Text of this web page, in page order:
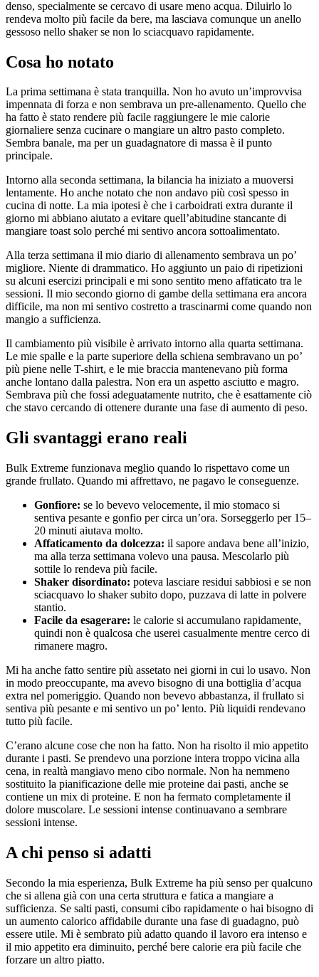
denso, specialmente se cercavo di usare meno acqua. Diluirlo lo
rendeva molto più facile da bere, ma lasciava comunque un anello
gessoso nello shaker se non lo sciacquavo rapidamente.
Cosa ho notato
La prima settimana è stata tranquilla. Non ho avuto un’improvvisa
impennata di forza e non sembrava un pre-allenamento. Quello che
ha fatto è stato rendere più facile raggiungere le mie calorie
giornaliere senza cucinare o mangiare un altro pasto completo.
Sembra banale, ma per un guadagnatore di massa è il punto
principale.
Intorno alla seconda settimana, la bilancia ha iniziato a muoversi
lentamente. Ho anche notato che non andavo più così spesso in
cucina di notte. La mia ipotesi è che i carboidrati extra durante il
giorno mi abbiano aiutato a evitare quell’abitudine stancante di
mangiare toast solo perché mi sentivo ancora sottoalimentato.
Alla terza settimana il mio diario di allenamento sembrava un po’
migliore. Niente di drammatico. Ho aggiunto un paio di ripetizioni
su alcuni esercizi principali e mi sono sentito meno affaticato tra le
sessioni. Il mio secondo giorno di gambe della settimana era ancora
difficile, ma non mi sentivo costretto a trascinarmi come quando non
mangio a sufficienza.
Il cambiamento più visibile è arrivato intorno alla quarta settimana.
Le mie spalle e la parte superiore della schiena sembravano un po’
più piene nelle T-shirt, e le mie braccia mantenevano più forma
anche lontano dalla palestra. Non era un aspetto asciutto e magro.
Sembrava più che fossi adeguatamente nutrito, che è esattamente ciò
che stavo cercando di ottenere durante una fase di aumento di peso.
Gli svantaggi erano reali
Bulk Extreme funzionava meglio quando lo rispettavo come un
grande frullato. Quando mi affrettavo, ne pagavo le conseguenze.
Gonfiore: se lo bevevo velocemente, il mio stomaco si
sentiva pesante e gonfio per circa un’ora. Sorseggerlo per 15–
20 minuti aiutava molto.
Affaticamento da dolcezza: il sapore andava bene all’inizio,
ma alla terza settimana volevo una pausa. Mescolarlo più
sottile lo rendeva più facile.
Shaker disordinato: poteva lasciare residui sabbiosi e se non
sciacquavo lo shaker subito dopo, puzzava di latte in polvere
stantio.
Facile da esagerare: le calorie si accumulano rapidamente,
quindi non è qualcosa che userei casualmente mentre cerco di
rimanere magro.
Mi ha anche fatto sentire più assetato nei giorni in cui lo usavo. Non
in modo preoccupante, ma avevo bisogno di una bottiglia d’acqua
extra nel pomeriggio. Quando non bevevo abbastanza, il frullato si
sentiva più pesante e mi sentivo un po’ lento. Più liquidi rendevano
tutto più facile.
C’erano alcune cose che non ha fatto. Non ha risolto il mio appetito
durante i pasti. Se prendevo una porzione intera troppo vicina alla
cena, in realtà mangiavo meno cibo normale. Non ha nemmeno
sostituito la pianificazione delle mie proteine dai pasti, anche se
contiene un mix di proteine. E non ha fermato completamente il
dolore muscolare. Le sessioni intense continuavano a sembrare
sessioni intense.
A chi penso si adatti
Secondo la mia esperienza, Bulk Extreme ha più senso per qualcuno
che si allena già con una certa struttura e fatica a mangiare a
sufficienza. Se salti pasti, consumi cibo rapidamente o hai bisogno di
un aumento calorico affidabile durante una fase di guadagno, può
essere utile. Mi è sembrato più adatto quando il lavoro era intenso e
il mio appetito era diminuito, perché bere calorie era più facile che
forzare un altro piatto.